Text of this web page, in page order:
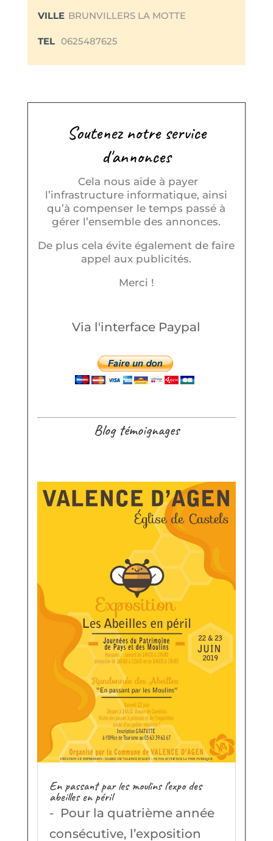
VILLE BRUNVILLERS LA MOTTE
TEL 0625487625
Soutenez notre service
d'annonces
Cela nous aide à payer
l’infrastructure informatique, ainsi
qu’à compenser le temps passé à
gérer l’ensemble des annonces.
De plus cela évite également de faire
appel aux publicités.
Merci !
Via l'interface Paypal
Blog témoignages
En passant par les moulins l’expo des
abeilles en péril
- Pour la quatrième année
consécutive, l’exposition